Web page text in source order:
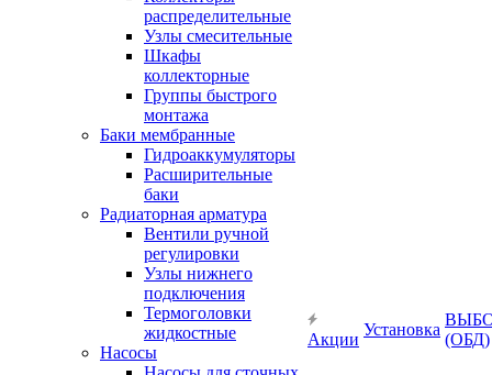
распределительные
Узлы смесительные
Шкафы
коллекторные
Группы быстрого
монтажа
Баки мембранные
Гидроаккумуляторы
Расширительные
баки
Радиаторная арматура
Вентили ручной
регулировки
Узлы нижнего
подключения
Термоголовки
жидкостные
Насосы
Акции
Установка
(ОБД)